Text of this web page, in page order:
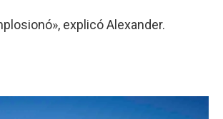
explicó Alexander.